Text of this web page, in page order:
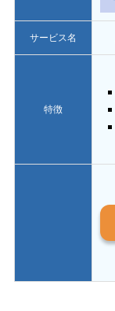
サービス名
特徴